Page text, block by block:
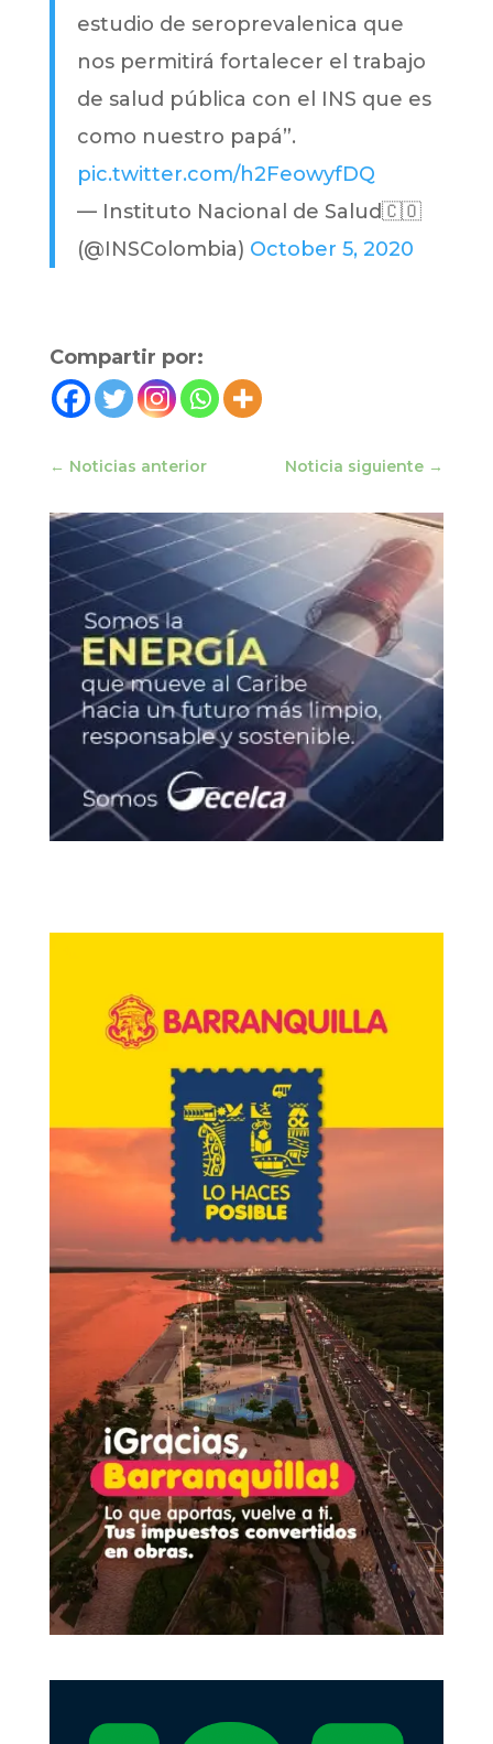
estudio de seroprevalenica que
nos permitirá fortalecer el trabajo
de salud pública con el INS que es
como nuestro papá”.
pic.twitter.com/h2FeowyfDQ
— Instituto Nacional de Salud🇨🇴
(@INSColombia) October 5, 2020
Compartir por:
← Noticias anterior Noticia siguiente →